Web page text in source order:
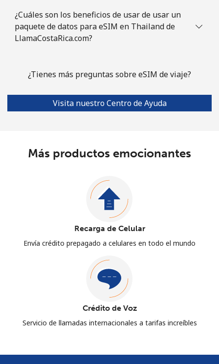
¿Cuáles son los beneficios de usar de usar un
paquete de datos para eSIM en Thailand de
LlamaCostaRica.com?
¿Tienes más preguntas sobre eSIM de viaje?
Visita nuestro Centro de Ayuda
Más productos emocionantes
Recarga de Celular
Envía crédito prepagado a celulares en todo el mundo
Crédito de Voz
Servicio de llamadas internacionales a tarifas increíbles